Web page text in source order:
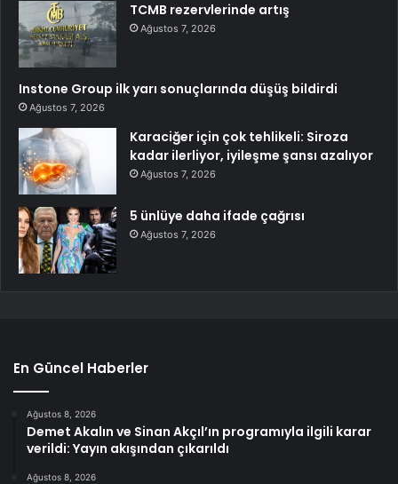
TCMB rezervlerinde artış
Ağustos 7, 2026
Instone Group ilk yarı sonuçlarında düşüş bildirdi
Ağustos 7, 2026
Karaciğer için çok tehlikeli: Siroza
kadar ilerliyor, iyileşme şansı azalıyor
Ağustos 7, 2026
5 ünlüye daha ifade çağrısı
Ağustos 7, 2026
En Güncel Haberler
Ağustos 8, 2026
Demet Akalın ve Sinan Akçıl’ın programıyla ilgili karar
verildi: Yayın akışından çıkarıldı
Ağustos 8, 2026